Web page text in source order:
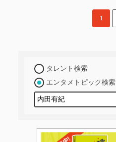
1
タレント検索
エンタメトピック検索